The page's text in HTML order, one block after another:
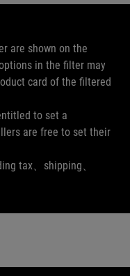
are shown on the
in the filter may
card of the filtered
to set a
are free to set their
tax、shipping、